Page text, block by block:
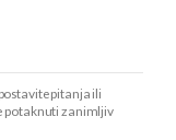
pitanja ili
potaknuti zanimljiv